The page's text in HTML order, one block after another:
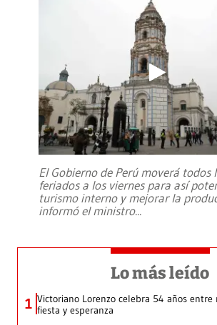
El Gobierno de Perú moverá todos
feriados a los viernes para así
turismo interno y mejorar la
informó el ministro...
Lo más leído
1 Victoriano Lorenzo celebra 54 años entre
fiesta y esperanza